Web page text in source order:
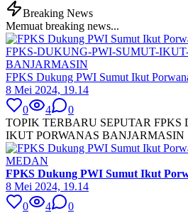
Breaking News
Memuat breaking news...
FPKS-DUKUNG-PWI-SUMUT-
BANJARMASIN
FPKS Dukung PWI Sumut Ikut
8 Mei 2024, 19.14
0
4
0
TOPIK TERBARU SEPUTAR
IKUT PORWANAS BANJARMASIN
MEDAN
FPKS Dukung PWI Sumut Ikut
8 Mei 2024, 19.14
0
4 0